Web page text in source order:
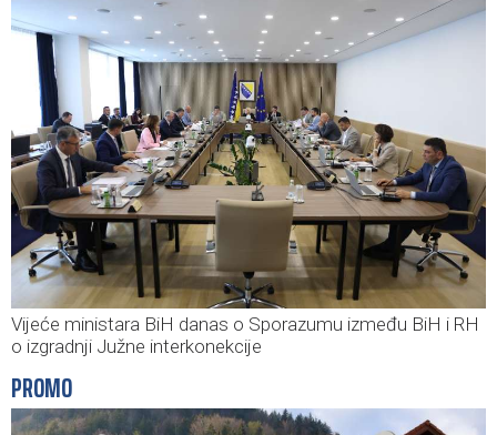
Vijeće ministara BiH danas o Sporazumu između BiH i RH
o izgradnji Južne interkonekcije
PROMO